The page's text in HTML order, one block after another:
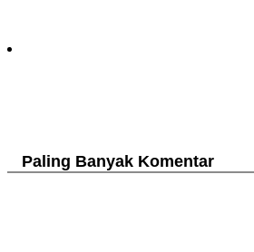
Paling Banyak Komentar